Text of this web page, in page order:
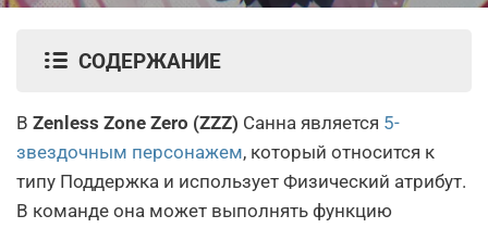
СОДЕРЖАНИЕ
В Zenless Zone Zero (ZZZ) Санна является 5-
звездочным персонажем, который относится к
типу Поддержка и использует Физический атрибут.
В команде она может выполнять функцию